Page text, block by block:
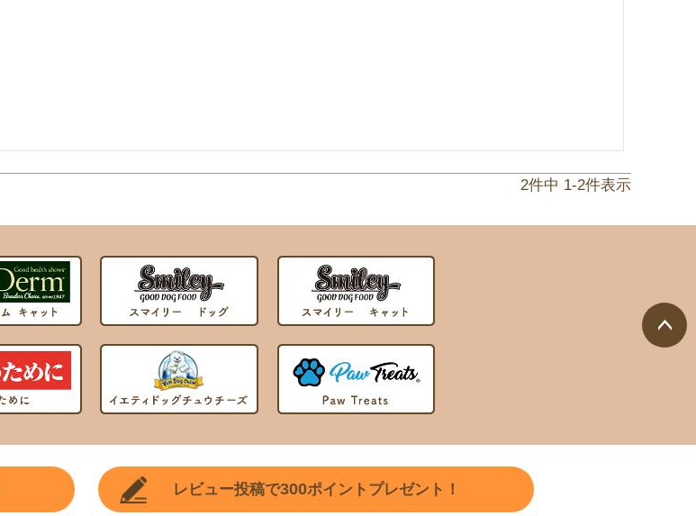
2件中 1-2件表示
レビュー投稿で300ポイントプレゼント！